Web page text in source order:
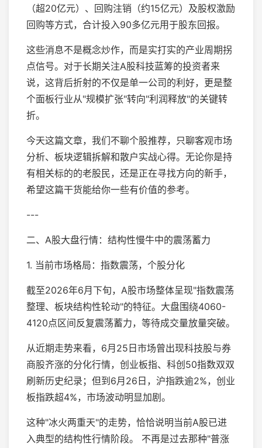
（超20亿元）、回购注销（约15亿元）及股权激励
回购等方式，合计投入90多亿元用于股东回报。
这些消息不是概念炒作，而是实打实的产业周期拐
点信号。对于长期关注A股科技蓝筹的投资者来
说，这背后折射的不仅是单一公司的利好，更是整
个面板行业从"规模扩张"转向"利润释放"的关键转
折。
今天这篇文章，我们不聊个股推荐，只聊客观市场
分析、板块逻辑拆解和散户实战心得。无论你是持
有相关标的的老股民，还是正在寻找方向的新手，
希望这篇干货能给你一些有价值的参考。
---
二、A股大盘行情：结构性慢牛中的震荡蓄力
1. 当前市场格局：指数震荡，个股分化
截至2026年6月下旬，A股市场整体呈现"指数震荡
整理、板块结构性轮动"的特征。大盘围绕4060-
4120点区间反复震荡蓄力，等待成交量放量突破。
从近期走势来看，6月25日市场曾出现科技股与券
商股齐涨的分化行情，创业板指、科创50指数双双
刷新历史纪录；但到6月26日，沪指跌逾2%，创业
板指跌超4%，市场波动明显加剧。
这种"冰火两重天"的走势，恰恰说明当前A股已进
入典型的结构性行情阶段。 不再是过去那种"普涨